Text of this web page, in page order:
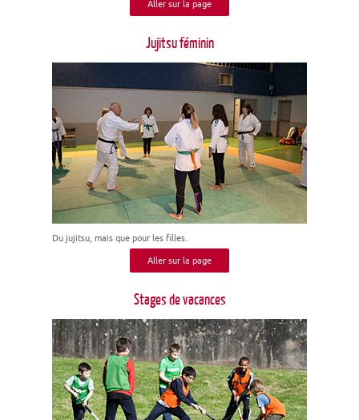
Aller sur la page
Jujitsu féminin
Du jujitsu, mais que pour les filles.
Aller sur la page
Stages de vacances